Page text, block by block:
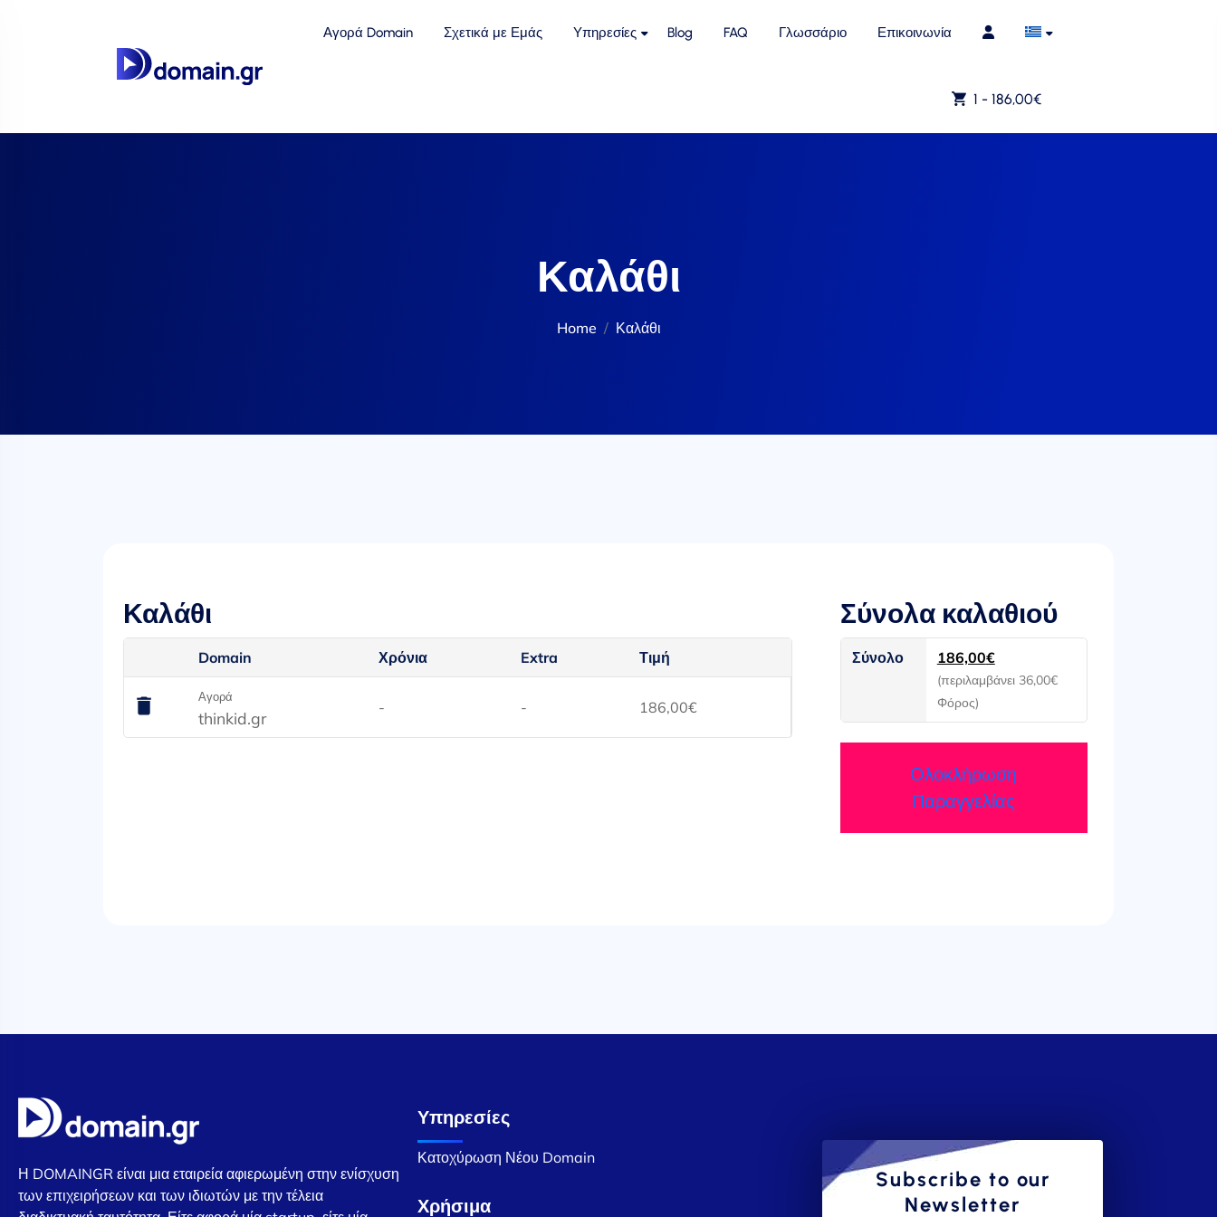
Αγορά Domain Σχετικά με Εμάς Υπηρεσίες Blog FAQ Γλωσσάριο Επικοινωνία
1 - 186,00€
Καλάθι
Home Καλάθι
Καλάθι
Domain Χρόνια Extra Τιμή
Αγορά
thinkid.gr
- - 186,00€
Σύνολα καλαθιού
Σύνολο 186,00€
(περιλαμβάνει 36,00€
Φόρος)
Ολοκλήρωση
Παραγγελίας
Η DOMAINGR είναι μια εταιρεία αφιερωμένη στην ενίσχυση
των επιχειρήσεων και των ιδιωτών με την τέλεια
Υπηρεσίες
Κατοχύρωση Νέου Domain
Χρήσιμα
Subscribe to our
Newsletter